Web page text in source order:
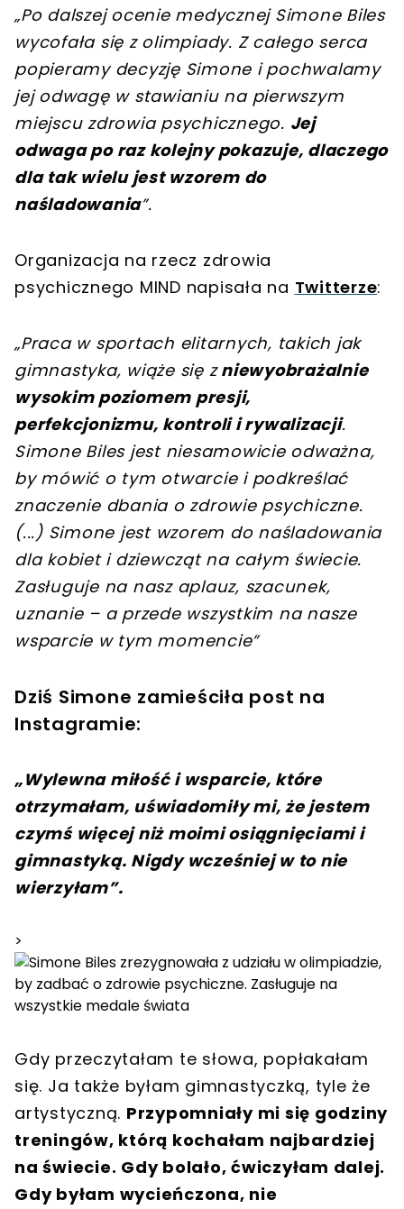
„Po dalszej ocenie medycznej Simone Biles
wycofała się z olimpiady. Z całego serca
popieramy decyzję Simone i pochwalamy
jej odwagę w stawianiu na pierwszym
miejscu zdrowia psychicznego. Jej
odwaga po raz kolejny pokazuje, dlaczego
dla tak wielu jest wzorem do
naśladowania”.
Organizacja na rzecz zdrowia
psychicznego MIND napisała na Twitterze:
„Praca w sportach elitarnych, takich jak
gimnastyka, wiąże się zniewyobrażalnie
wysokim poziomem presji,
perfekcjonizmu, kontroli i rywalizacji.
Simone Biles jest niesamowicie odważna,
by mówić o tym otwarcie i podkreślać
znaczenie dbania o zdrowie psychiczne.
(...) Simone jest wzorem do naśladowania
dla kobiet i dziewcząt na całym świecie.
Zasługuje na nasz aplauz, szacunek,
uznanie – a przede wszystkim na nasze
wsparcie w tym momencie”
Dziś Simone zamieściła post na
Instagramie:
„Wylewna miłość i wsparcie, które
otrzymałam, uświadomiły mi, że jestem
czymś więcej niż moimi osiągnięciami i
gimnastyką. Nigdy wcześniej w to nie
wierzyłam”.
>
Gdy przeczytałam te słowa, popłakałam
się. Ja także byłam gimnastyczką, tyle że
artystyczną. Przypomniały mi się godziny
treningów, którą kochałam najbardziej
na świecie. Gdy bolało, ćwiczyłam dalej.
Gdy byłam wycieńczona, nie